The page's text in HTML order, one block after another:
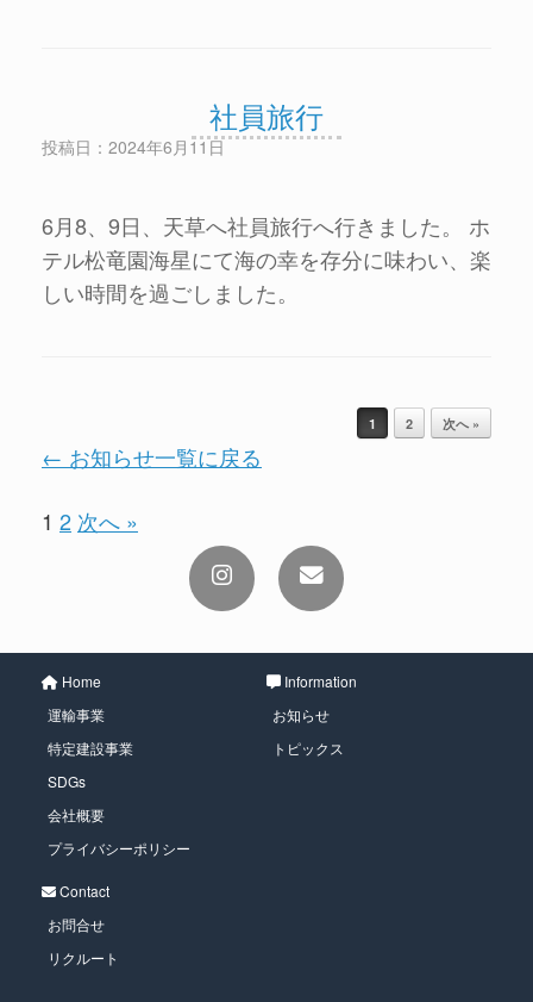
社員旅行
投稿日：2024年6月11日
6月8、9日、天草へ社員旅行へ行きました。 ホ
テル松竜園海星にて海の幸を存分に味わい、楽
しい時間を過ごしました。
1 2 次へ »
← お知らせ一覧に戻る
1 2 次へ »
Home
運輸事業
特定建設事業
SDGs
会社概要
プライバシーポリシー
Information
お知らせ
トピックス
Contact
お問合せ
リクルート